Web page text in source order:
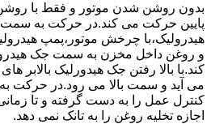
بدون روشن شدن موتور و فقط با
پایین حرکت می کند.در حرکت به سمت
هیدرولیک،با چرخش موتور،پمپ
و روغن داخل مخزن به سمت جک
کند.با بالا رفتن جک هیدورلیک بالابر
می آید و سمت بالا می رود.در حرکت
کنترل عمل را به دست گرفته و تا زمانی
اجازه تخلیه روغن را به تانک نمی دهد.